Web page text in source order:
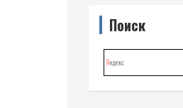
Поиск